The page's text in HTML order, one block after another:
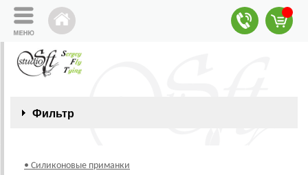
Фильтр
• Силиконовые приманки